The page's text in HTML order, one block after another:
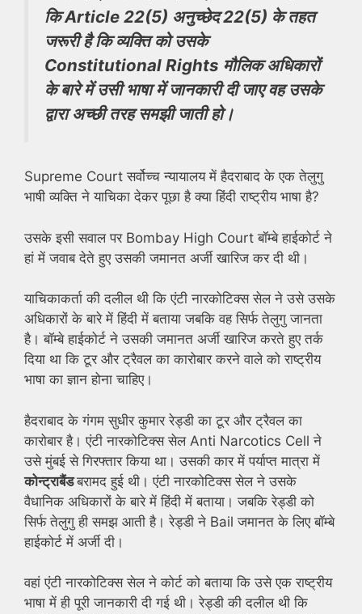
कि Article 22(5) अनुच्छेद 22(5) के तहत
जरूरी है कि व्यक्ति को उसके
Constitutional Rights मौलिक अधिकारों
के बारे में उसी भाषा में जानकारी दी जाए वह उसके
द्वारा अच्छी तरह समझी जाती हो।
Supreme Court सर्वोच्च न्यायालय में हैदराबाद के एक तेलुगु
भाषी व्यक्ति ने याचिका देकर पूछा है क्या हिंदी राष्ट्रीय भाषा है?
उसके इसी सवाल पर Bombay High Court बॉम्बे हाईकोर्ट ने
हां में जवाब देते हुए उसकी जमानत अर्जी खारिज कर दी थी।
याचिकाकर्ता की दलील थी कि एंटी नारकोटिक्स सेल ने उसे उसके
अधिकारों के बारे में हिंदी में बताया जबकि वह सिर्फ तेलुगु जानता
है। बॉम्बे हाईकोर्ट ने उसकी जमानत अर्जी खारिज करते हुए तर्क
दिया था कि टूर और ट्रैवल का कारोबार करने वाले को राष्ट्रीय
भाषा का ज्ञान होना चाहिए।
हैदराबाद के गंगम सुधीर कुमार रेड्डी का टूर और ट्रैवल का
कारोबार है। एंटी नारकोटिक्स सेल Anti Narcotics Cell ने
उसे मुंबई से गिरफ्तार किया था। उसकी कार में पर्याप्त मात्रा में
कोन्ट्राबैंडबरामद हुई थी। एंटी नारकोटिक्स सेल ने उसके
वैधानिक अधिकारों के बारे में हिंदी में बताया। जबकि रेड्डी को
सिर्फ तेलुगु ही समझ आती है। रेड्डी ने Bail जमानत के लिए बॉम्बे
हाईकोर्ट में अर्जी दी।
वहां एंटी नारकोटिक्स सेल ने कोर्ट को बताया कि उसे एक राष्ट्रीय
भाषा में ही पूरी जानकारी दी गई थी। रेड्डी की दलील थी कि